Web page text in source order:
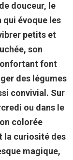
douceur, le
évoque les
petits et
son
font
des légumes
convivial. Sur
ou dans le
colorée
la curiosité des
magique,